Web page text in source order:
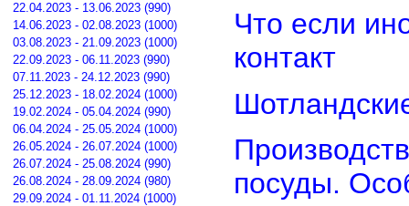
22.04.2023 - 13.06.2023 (990)
14.06.2023 - 02.08.2023 (1000)
03.08.2023 - 21.09.2023 (1000)
22.09.2023 - 06.11.2023 (990)
07.11.2023 - 24.12.2023 (990)
25.12.2023 - 18.02.2024 (1000)
19.02.2024 - 05.04.2024 (990)
06.04.2024 - 25.05.2024 (1000)
26.05.2024 - 26.07.2024 (1000)
26.07.2024 - 25.08.2024 (990)
26.08.2024 - 28.09.2024 (980)
29.09.2024 - 01.11.2024 (1000)
Что если
контакт
посуды.